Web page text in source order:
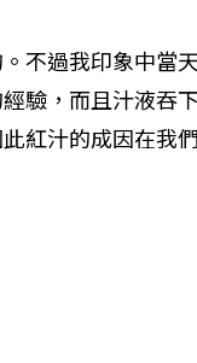
不過我印象中當
驗，而且汁液吞
紅汁的成因在我